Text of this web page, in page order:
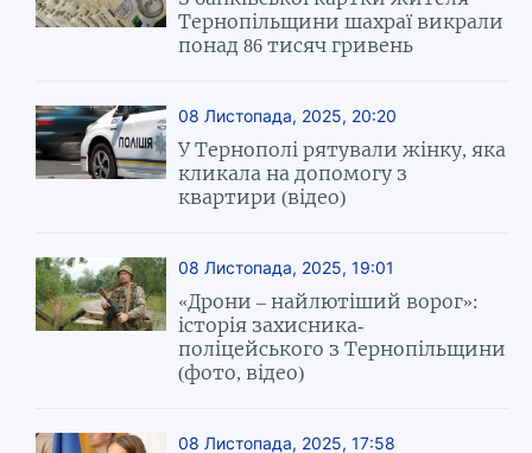
Тернопільщини шахраї викрали
понад 86 тисяч гривень
08 Листопада, 2025, 20:20
У Тернополі рятували жінку, яка
кликала на допомогу з
квартири (відео)
08 Листопада, 2025, 19:01
«Дрони – найлютіший ворог»:
історія захисника-
поліцейського з Тернопільщини
(фото, відео)
08 Листопада, 2025, 17:58